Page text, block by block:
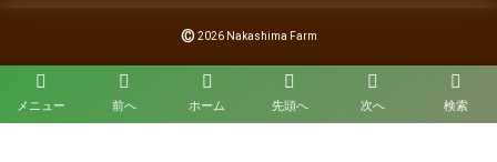
メニュー 検索
前へ ホーム 先頭へ 次へ
© 2026 Nakashima Farm